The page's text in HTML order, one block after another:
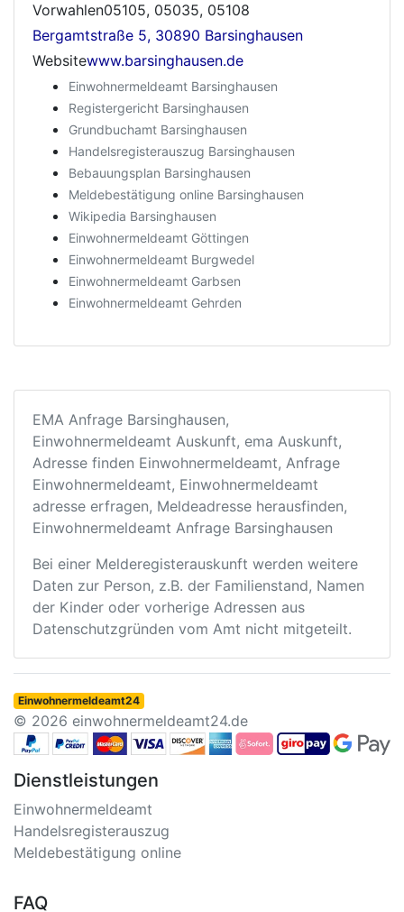
Vorwahlen05105, 05035, 05108
Bergamtstraße 5, 30890 Barsinghausen
Websitewww.barsinghausen.de
Einwohnermeldeamt Barsinghausen
Registergericht Barsinghausen
Grundbuchamt Barsinghausen
Handelsregisterauszug Barsinghausen
Bebauungsplan Barsinghausen
Meldebestätigung online Barsinghausen
Wikipedia Barsinghausen
Einwohnermeldeamt Göttingen
Einwohnermeldeamt Burgwedel
Einwohnermeldeamt Garbsen
Einwohnermeldeamt Gehrden
EMA Anfrage Barsinghausen,
Einwohnermeldeamt Auskunft, ema Auskunft,
Adresse finden Einwohnermeldeamt, Anfrage
Einwohnermeldeamt, Einwohnermeldeamt
adresse erfragen, Meldeadresse herausfinden,
Einwohnermeldeamt Anfrage Barsinghausen
Bei einer Melderegisterauskunft werden weitere
Daten zur Person, z.B. der Familienstand, Namen
der Kinder oder vorherige Adressen aus
Datenschutzgründen vom Amt nicht mitgeteilt.
Einwohnermeldeamt24
© 2026 einwohnermeldeamt24.de
Dienstleistungen
Einwohnermeldeamt
Handelsregisterauszug
Meldebestätigung online
FAQ